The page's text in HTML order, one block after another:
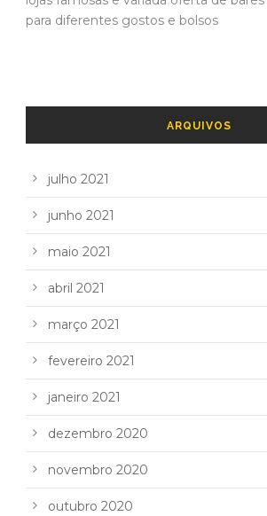
para diferentes gostos e bolsos
ARQUIVOS
julho 2021
junho 2021
maio 2021
abril 2021
março 2021
fevereiro 2021
janeiro 2021
dezembro 2020
novembro 2020
outubro 2020